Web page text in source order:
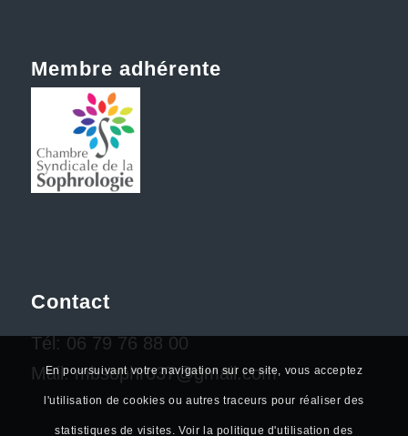
Membre adhérente
Contact
Tél: 06 79 76 88 00
Mail:mbsophro37@gmail.com
En poursuivant votre navigation sur ce site, vous acceptez
l'utilisation de cookies ou autres traceurs pour réaliser des
statistiques de visites. Voir la politique d'utilisation des